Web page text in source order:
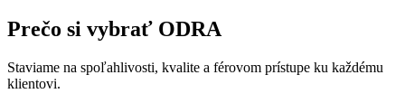
Prečo si vybrať ODRA
Staviame na spoľahlivosti, kvalite a férovom prístupe ku každému
klientovi.